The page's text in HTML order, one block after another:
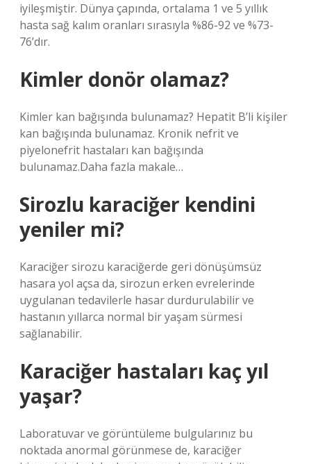
iyileşmiştir. Dünya çapında, ortalama 1 ve 5 yıllık
hasta sağ kalım oranları sırasıyla %86-92 ve %73-
76’dır.
Kimler donör olamaz?
Kimler kan bağışında bulunamaz? Hepatit B’li kişiler
kan bağışında bulunamaz. Kronik nefrit ve
piyelonefrit hastaları kan bağışında
bulunamaz.Daha fazla makale…
Sirozlu karaciğer kendini
yeniler mi?
Karaciğer sirozu karaciğerde geri dönüşümsüz
hasara yol açsa da, sirozun erken evrelerinde
uygulanan tedavilerle hasar durdurulabilir ve
hastanın yıllarca normal bir yaşam sürmesi
sağlanabilir.
Karaciğer hastaları kaç yıl
yaşar?
Laboratuvar ve görüntüleme bulgularınız bu
noktada anormal görünmese de, karaciğer